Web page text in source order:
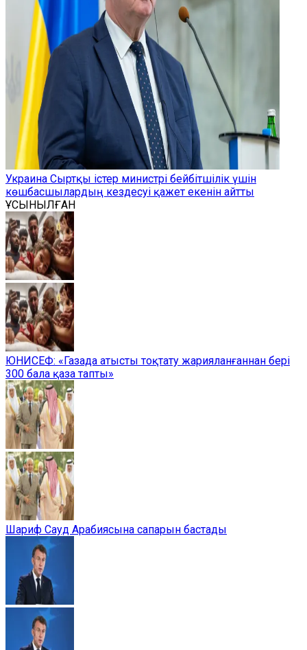
Украина Сыртқы істер министрі бейбітшілік үшін
көшбасшылардың кездесуі қажет екенін айтты
ҰСЫНЫЛҒАН
ЮНИСЕФ: «Газада атысты тоқтату жарияланғаннан бері
300 бала қаза тапты»
Шариф Сауд Арабиясына сапарын бастады